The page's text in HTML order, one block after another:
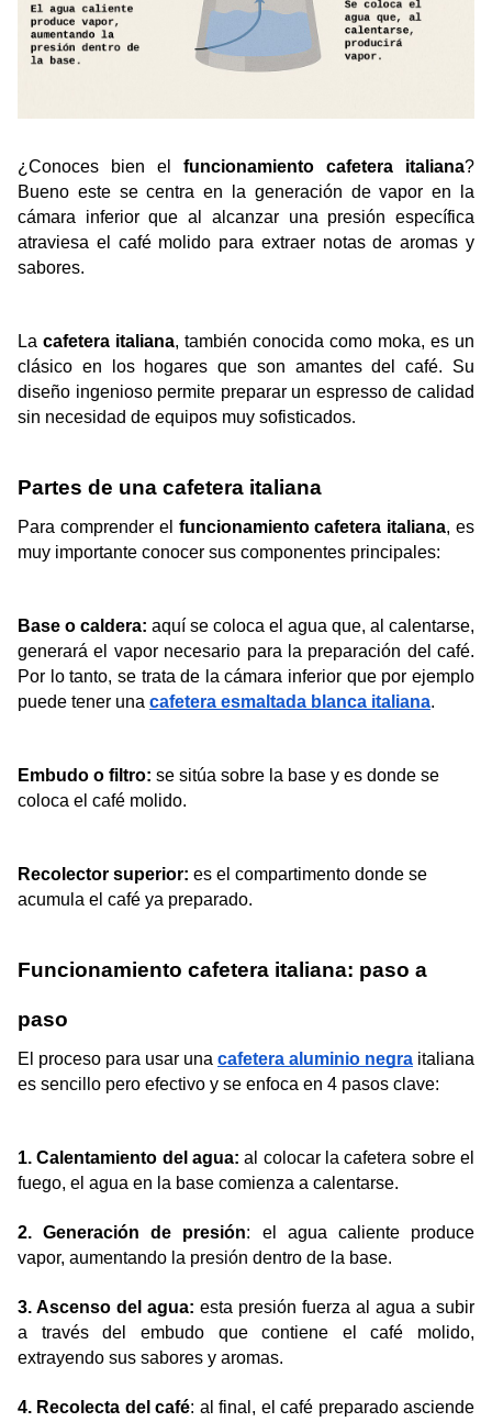
¿Conoces bien el funcionamiento cafetera italiana?
Bueno este se centra en la generación de vapor en la
cámara inferior que al alcanzar una presión específica
atraviesa el café molido para extraer notas de aromas y
sabores.
La cafetera italiana, también conocida como moka, es un
clásico en los hogares que son amantes del café. Su
diseño ingenioso permite preparar un espresso de calidad
sin necesidad de equipos muy sofisticados.
Partes de una cafetera italiana
Para comprender el funcionamiento cafetera italiana, es
muy importante conocer sus componentes principales:
Base o caldera: aquí se coloca el agua que, al calentarse,
generará el vapor necesario para la preparación del café.
Por lo tanto, se trata de la cámara inferior que por ejemplo
puede tener una cafetera esmaltada blanca italiana.
Embudo o filtro: se sitúa sobre la base y es donde se
coloca el café molido.
Recolector superior: es el compartimento donde se
acumula el café ya preparado.
Funcionamiento cafetera italiana: paso a
paso
El proceso para usar una cafetera aluminio negra italiana
es sencillo pero efectivo y se enfoca en 4 pasos clave:
1. Calentamiento del agua: al colocar la cafetera sobre el
fuego, el agua en la base comienza a calentarse.
2. Generación de presión: el agua caliente produce
vapor, aumentando la presión dentro de la base.
3. Ascenso del agua: esta presión fuerza al agua a subir
a través del embudo que contiene el café molido,
extrayendo sus sabores y aromas.
4. Recolecta del café: al final, el café preparado asciende